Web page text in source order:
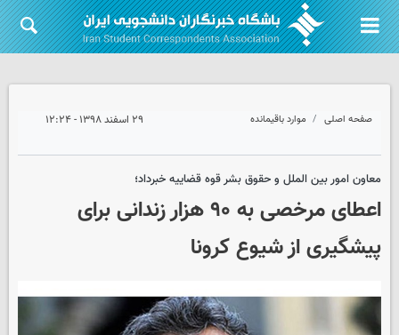
صفحه اصلی موارد باقیمانده ۲۹ اسفند ۱۳۹۸ - ۱۲:۲۴
معاون امور بین الملل و حقوق بشر قوه قضاییه خبرداد؛
اعطای مرخصی به ۹۰ هزار زندانی برای
پیشگیری از شیوع کرونا